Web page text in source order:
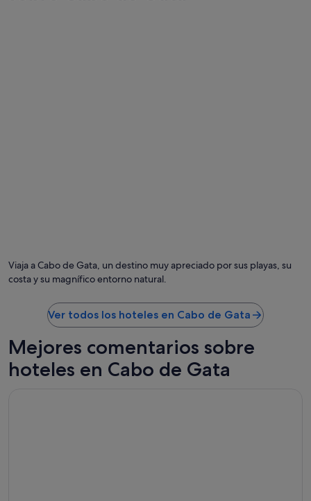
Viaja a Cabo de Gata, un destino muy apreciado por sus playas, su
costa y su magnífico entorno natural.
Ver todos los hoteles en Cabo de Gata
Mejores comentarios sobre
hoteles en Cabo de Gata